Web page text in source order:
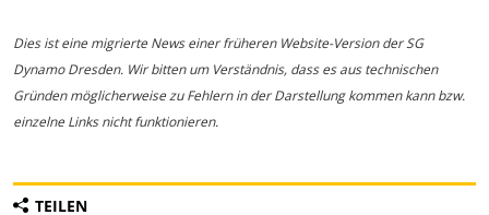
Dies ist eine migrierte News einer früheren Website-Version der SG
Dynamo Dresden. Wir bitten um Verständnis, dass es aus technischen
Gründen möglicherweise zu Fehlern in der Darstellung kommen kann bzw.
einzelne Links nicht funktionieren.
TEILEN